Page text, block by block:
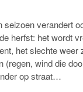
seizoen verandert
herfst: het wordt
het slechte weer
(regen, wind die
op straat…